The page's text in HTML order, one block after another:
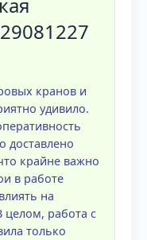
кранов и
удивило.
доставлено
крайне важно
в работе
на
целом, работа с
только